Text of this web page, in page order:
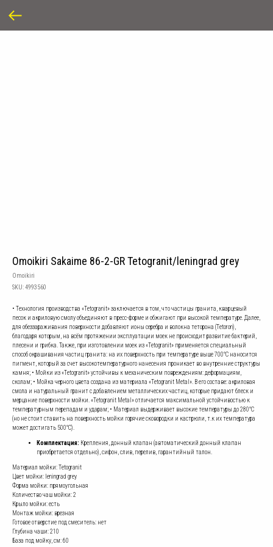
Omoikiri Sakaime 86-2-GR Tetogranit/leningrad grey
Omoikiri
SKU:4993560
• Технология производства «Tetogranit» заключается в том, что частицы гранита, кварцевый
песок и акриловую смолу объединяют в пресс-форме и обжигают при высокой температуре. Далее,
для обеззараживания поверхности добавляют ионы серебра и волокна теторона (Tetoron),
благодаря которым, на всём протяжении эксплуатации моек не происходит развитие бактерий,
плесени и грибка. Также, при изготовлении моек из «Tetogranit» применяется специальный
способ окрашивания частиц гранита: на их поверхность при температуре выше 700°С наносится
пигмент, который за счет высокотемпературного нанесения проникает во внутренние структуры
камня; • Мойки из «Tetogranit» устойчивы к механическим повреждениям: деформациям,
сколам; • Мойка черного цвета создана из материала «Tetogranit Metal». В его составе: акриловая
смола и натуральный гранит с добавлением металлических частиц, которые придают блеск и
мерцание поверхности мойки. «Tetogranit Metal» отличается максимальной устойчивостью к
температурным перепадам и ударам; • Материал выдерживает высокие температуры до 280°С
(но не стоит ставить на поверхность мойки горячие сковородки и кастрюли, т.к их температура
может достигать 500°С).
Комплектация: Крепления, донный клапан (автоматический донный клапан
приобретается отдельно), сифон, слив, перелив, гарантийный талон.
Материал мойки: Tetogranit
Цвет мойки: leningrad grey
Форма мойки: прямоугольная
Количество чаш мойки: 2
Крыло мойки: есть
Монтаж мойки: врезная
Готовое отверстие под смеситель: нет
Глубина чаши: 210
База под мойку, см: 60